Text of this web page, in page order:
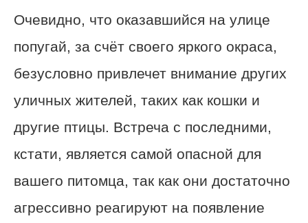
Очевидно, что оказавшийся на улице
попугай, за счёт своего яркого окраса,
безусловно привлечет внимание других
уличных жителей, таких как кошки и
другие птицы. Встреча с последними,
кстати, является самой опасной для
вашего питомца, так как они достаточно
агрессивно реагируют на появление